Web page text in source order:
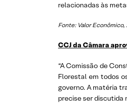
relacionadas às
Fonte: Valor
CCJ da Câmara
“A Comissão de
Florestal em todos
governo. A matéria
precise ser discutida